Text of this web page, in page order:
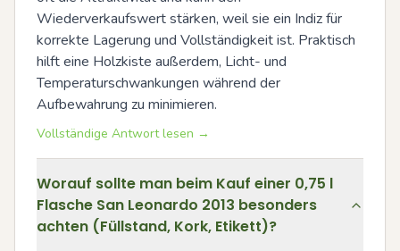
Wiederverkaufswert stärken, weil sie ein Indiz für
korrekte Lagerung und Vollständigkeit ist. Praktisch
hilft eine Holzkiste außerdem, Licht- und
Temperaturschwankungen während der
Aufbewahrung zu minimieren.
Vollständige Antwort lesen →
Worauf sollte man beim Kauf einer 0,75 l
Flasche San Leonardo 2013 besonders
achten (Füllstand, Kork, Etikett)?